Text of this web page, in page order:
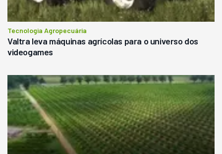
Tecnologia Agropecuária
Valtra leva máquinas agrícolas para o universo dos
videogames